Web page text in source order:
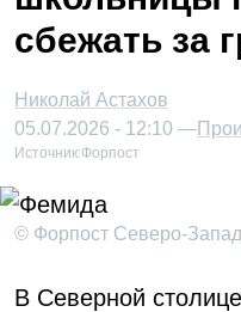
сбежать за
Николай Астахов
05.07.2026 - 12:10 —
Источник:Форпост
© Форпост Северо-
В Северной